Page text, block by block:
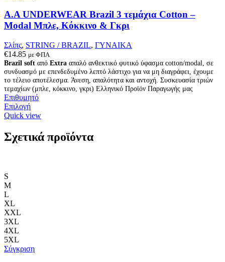
A.A UNDERWEAR Brazil 3 τεμάχια Cotton –
Modal Μπλε, Κόκκινο & Γκρι
Σλίπς, STRING / BRAZIL, ΓΥΝΑΙΚΑ
€14.85 με ΦΠΑ
Brazil soft από Extra απαλό ανθεκτικό φυτικό ύφασμα cotton/modal, σε
συνδυασμό με επενδεδυμένο λεπτό λάστιχο για να μη διαγράφει, έχουμε
το τέλειο αποτέλεσμα. Άνεση, απαλότητα και αντοχή. Συσκευασία τριών
τεμαχίων (μπλε, κόκκινο, γκρι) Ελληνικό Προϊόν Παραγωγής μας
Επιθυμητό
ΕπιλογήΑυτό
το
έχει
πολλαπλές
Quick view
Σχετικά προϊόντα
S
M
L
XL
XXL
3XL
4XL
5XL
Σύγκριση